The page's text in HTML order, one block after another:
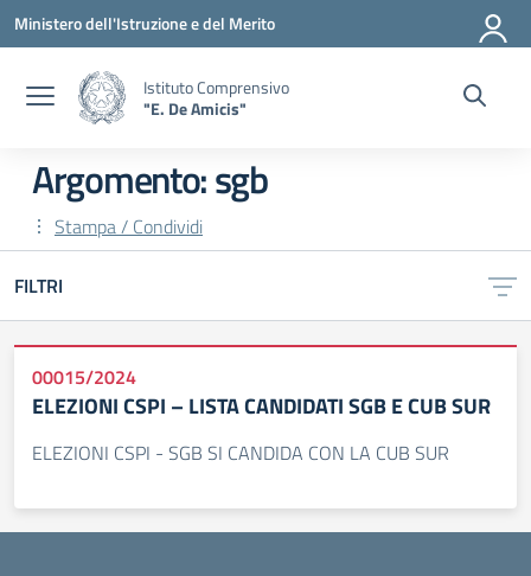
Vai ai contenuti
Vai al menu di navigazione
Vai al footer
Ministero dell'Istruzione e del Merito
Istituto Comprensivo
"E. De Amicis"
Argomento: sgb
Stampa / Condividi
FILTRI
00015/2024
ELEZIONI CSPI – LISTA CANDIDATI SGB E CUB SUR
ELEZIONI CSPI - SGB SI CANDIDA CON LA CUB SUR